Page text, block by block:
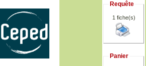
Requête
1 fiche(s)
Panier